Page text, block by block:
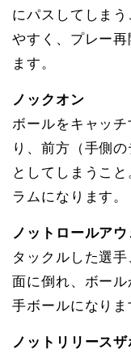
にパスしてしま
やすく、プレー
ます。
ノックオン
ボールをキャッ
り、前方（手側
としてしまうこ
ラムになります。
ノットロールアウ
タックルした選
面に倒れ、ボー
手ボールになりま
ノットリリース